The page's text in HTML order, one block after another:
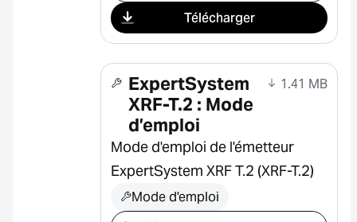
Télécharger
ExpertSystem
XRF-T.2 : Mode
d’emploi
1.41 MB
Mode d'emploi de l'émetteur
ExpertSystem XRF T.2 (XRF-T.2)
Mode d'emploi